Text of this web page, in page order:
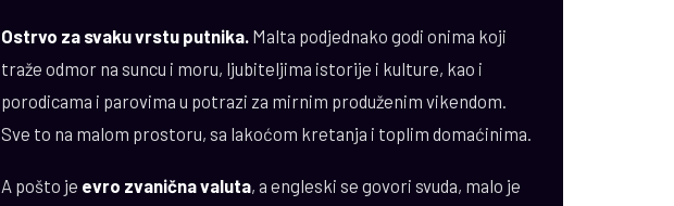
Ostrvo za svaku vrstu putnika.Malta podjednako godi onima koji
traže odmor na suncu i moru, ljubiteljima istorije i kulture, kao i
porodicama i parovima u potrazi za mirnim produženim vikendom.
Sve to na malom prostoru, sa lakoćom kretanja i toplim domaćinima.
A pošto je evro zvanična valuta, a engleski se govori svuda, malo je